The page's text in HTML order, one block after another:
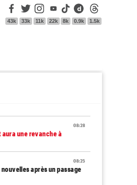
Facebook
43k
Twitter
33k
Instagram
11k
Youtube
22k
Tik Tok
8k
Dailymotion
0.9k 1.5k
08:28
une revanche à
08:25
après un passage